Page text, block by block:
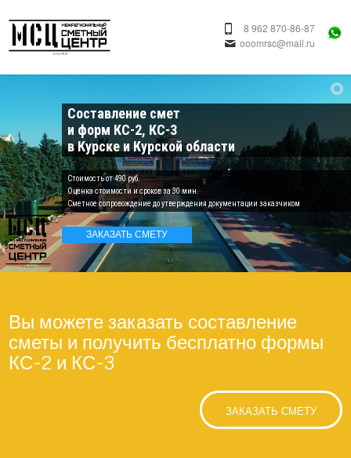
8 962 870-86-87
ooomrsc@mail.ru
Cтоимость от 490 руб.
Оценка стоимости и сроков за 30 мин.
Сметное сопровождение до утверждения документации заказчиком
Составление смет
и форм КС-2, КС-3
в Курске и Курской области
ЗАКАЗАТЬ СМЕТУ
Вы можете заказать составление
сметы и получить бесплатно формы
КС-2 и КС-3
ЗАКАЗАТЬ СМЕТУ